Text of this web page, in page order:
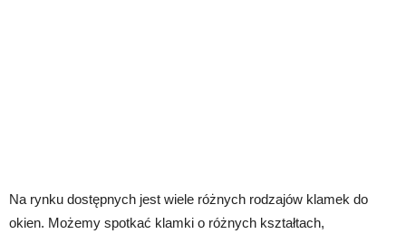
Na rynku dostępnych jest wiele różnych rodzajów klamek do
okien. Możemy spotkać klamki o różnych kształtach,